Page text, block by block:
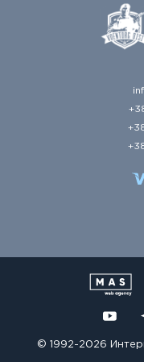
© 1992-2026